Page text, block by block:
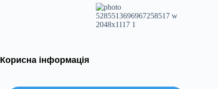
Корисна інформація